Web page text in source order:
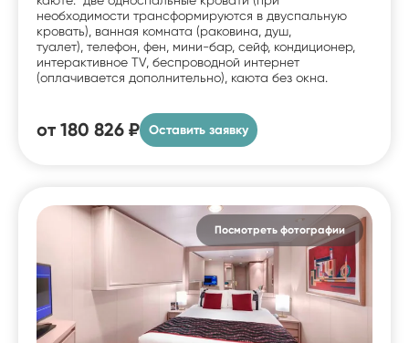
необходимости трансформируются в двуспальную
кровать), ванная комната (раковина, душ,
туалет), телефон, фен, мини-бар, сейф, кондиционер,
интерактивное TV, беспроводной интернет
(оплачивается дополнительно), каюта без окна.
от 180 826 ₽ Оставить заявку
Посмотреть фотографии